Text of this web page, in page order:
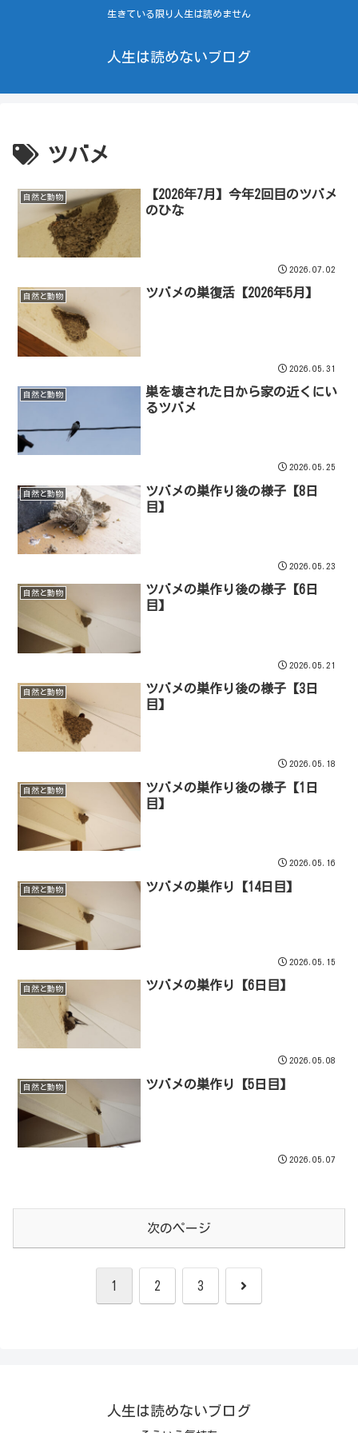
生きている限り人生は読めません
人生は読めないブログ
ツバメ
自然と動物
【2026年7月】今年2回目のツバメ
のひな
2026.07.02
自然と動物 ツバメの巣復活【2026年5月】
2026.05.31
自然と動物
巣を壊された日から家の近くにい
るツバメ
2026.05.25
自然と動物
ツバメの巣作り後の様子【8日
目】
2026.05.23
自然と動物
ツバメの巣作り後の様子【6日
目】
2026.05.21
自然と動物
ツバメの巣作り後の様子【3日
目】
2026.05.18
自然と動物
ツバメの巣作り後の様子【1日
目】
2026.05.16
自然と動物 ツバメの巣作り【14日目】
2026.05.15
自然と動物 ツバメの巣作り【6日目】
2026.05.08
自然と動物 ツバメの巣作り【5日目】
2026.05.07
次のページ
1 2 3 次
人生は読めないブログ